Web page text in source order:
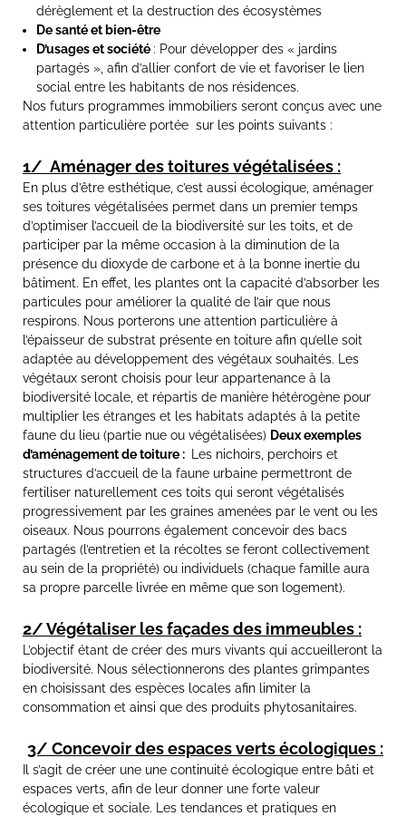
dérèglement et la destruction des écosystèmes
De santé et bien-être
D’usages et société: Pour développer des « jardins
partagés », afin d’allier confort de vie et favoriser le lien
social entre les habitants de nos résidences.
Nos futurs programmes immobiliers seront conçus avec une
attention particulière portée sur les points suivants :
1/ Aménager des toitures végétalisées :
En plus d’être esthétique, c’est aussi écologique, aménager
ses toitures végétalisées permet dans un premier temps
d’optimiser l’accueil de la biodiversité sur les toits, et de
participer par la même occasion à la diminution de la
présence du dioxyde de carbone et à la bonne inertie du
bâtiment. En effet, les plantes ont la capacité d’absorber les
particules pour améliorer la qualité de l’air que nous
respirons. Nous porterons une attention particulière à
l’épaisseur de substrat présente en toiture afin qu’elle soit
adaptée au développement des végétaux souhaités. Les
végétaux seront choisis pour leur appartenance à la
biodiversité locale, et répartis de manière hétérogène pour
multiplier les étranges et les habitats adaptés à la petite
faune du lieu (partie nue ou végétalisées) Deux exemples
d’aménagement de toiture :
Les nichoirs, perchoirs et
structures d’accueil de la faune urbaine permettront de
fertiliser naturellement ces toits qui seront végétalisés
progressivement par les graines amenées par le vent ou les
oiseaux. Nous pourrons également concevoir des bacs
partagés (l’entretien et la récoltes se feront collectivement
au sein de la propriété) ou individuels (chaque famille aura
sa propre parcelle livrée en même que son logement).
2/ Végétaliser les façades des immeubles :
L’objectif étant de créer des murs vivants qui accueilleront la
biodiversité. Nous sélectionnerons des plantes grimpantes
en choisissant des espèces locales afin limiter la
consommation et ainsi que des produits phytosanitaires.
3/ Concevoir des espaces verts écologiques :
Il s’agit de créer une une continuité écologique entre bâti et
espaces verts, afin de leur donner une forte valeur
écologique et sociale. Les tendances et pratiques en